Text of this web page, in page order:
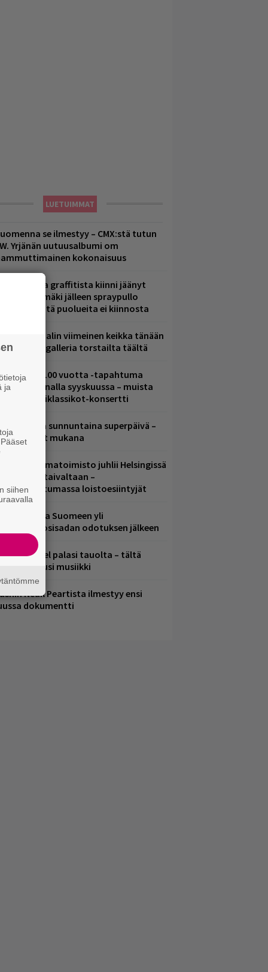
LUETUIMMAT
se ilmestyy – CMX:stä tutun
Yrjänän uutuusalbumi om
kokonaisuus
Laittomasta graffitista kiinni jäänyt
Arhinmäki jälleen spraypullo
– näitä puolueita ei kiinnosta
Eppu Normaalin viimeinen keikka tänään
kuvagalleria torstailta täältä
Yle 100 vuotta -tapahtuma
Arenalla syyskuussa – muista
metalliklassikot-konsertti
Tampereella sunnuntaina superpäivä –
artistit mukana
Mainio ohjelmatoimisto juhlii Helsingissä
vuotista taivaltaan –
loistoesiintyjät
Weezer palaa Suomeen yli
odotuksen jälkeen
Channel palasi tauolta – tältä
uusi musiikki
Neail Peartista ilmestyy ensi
dokumentti
ja
siihen